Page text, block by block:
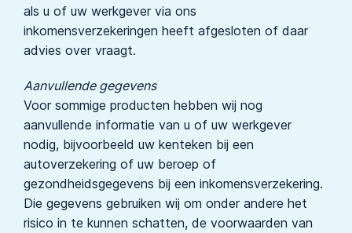
als u of uw werkgever via ons
inkomensverzekeringen heeft afgesloten of daar
advies over vraagt.
Aanvullende gegevens
Voor sommige producten hebben wij nog
aanvullende informatie van u of uw werkgever
nodig, bijvoorbeeld uw kenteken bij een
autoverzekering of uw beroep of
gezondheidsgegevens bij een inkomensverzekering.
Die gegevens gebruiken wij om onder andere het
risico in te kunnen schatten, de voorwaarden van